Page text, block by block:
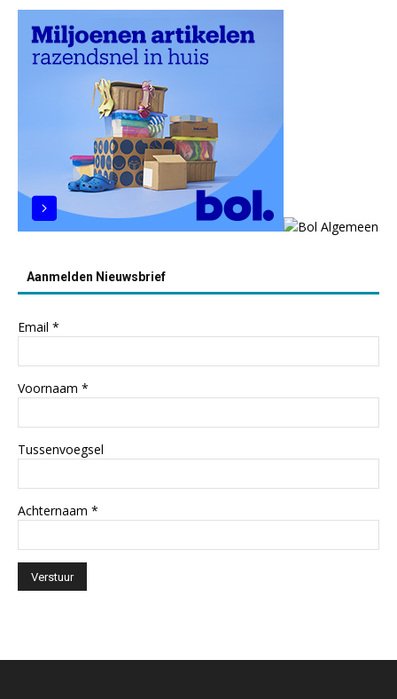
Aanmelden Nieuwsbrief
Email *
Voornaam *
Tussenvoegsel
Achternaam *